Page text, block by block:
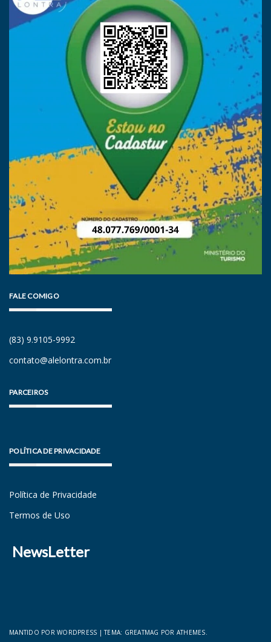
FALE COMIGO
(83) 9.9105-9992
contato@alelontra.com.br
PARCEIROS
POLÍTICA DE PRIVACIDADE
Política de Privacidade
Termos de Uso
NewsLetter
MANTIDO POR WORDPRESS |TEMA: GREATMAG POR ATHEMES.